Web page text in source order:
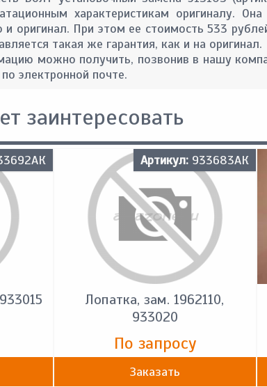
характеристикам оригиналу.
и оригинал. При этом ее стоимость 533
такая же гарантия, как и на оригинал.
можно получить, позвонив в нашу
электронной почте.
заинтересовать
Артикул: 933683АК
Лопатка, зам. 1962110,
933020
По запросу
Заказать